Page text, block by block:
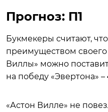
Прогноз: П1
Букмекеры считают,
преимуществом
Виллы» можно
на победу «Эвертона» –
«Астон Вилле» не